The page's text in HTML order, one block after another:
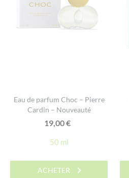
Eau de parfum Choc – Pierre
Cardin – Nouveauté
19,00€
50 ml
ACHETER